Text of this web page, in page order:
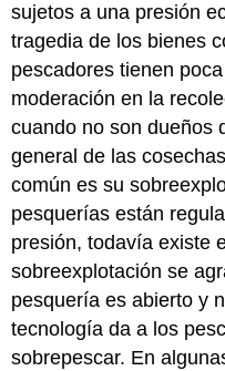
sujetos a una presión
tragedia de los bienes
pescadores tienen
moderación en la
cuando no son dueños
general de las
común es su
pesquerías están
presión, todavía existe
sobreexplotación se
pesquería es abierto y
tecnología da a los
sobrepescar. En